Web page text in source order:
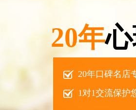
20年
1对1交流保护
20年口碑名店